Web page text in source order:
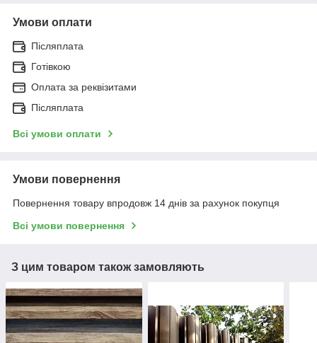
Умови оплати
Післяплата
Готівкою
Оплата за реквізитами
Післяплата
Всі умови оплати
Умови повернення
Повернення товару впродовж 14 днів за рахунок покупця
Всі умови повернення
З цим товаром також замовляють